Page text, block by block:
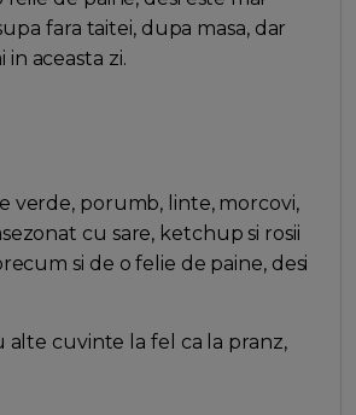
fara taitei, dupa masa, dar
aceasta zi.
verde, porumb, linte, morcovi,
cu sare, ketchup si rosii
si de o felie de paine, desi
cuvinte la fel ca la pranz,